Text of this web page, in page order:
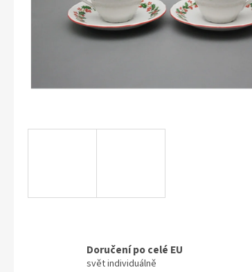
Doručení po celé EU
svět individuálně